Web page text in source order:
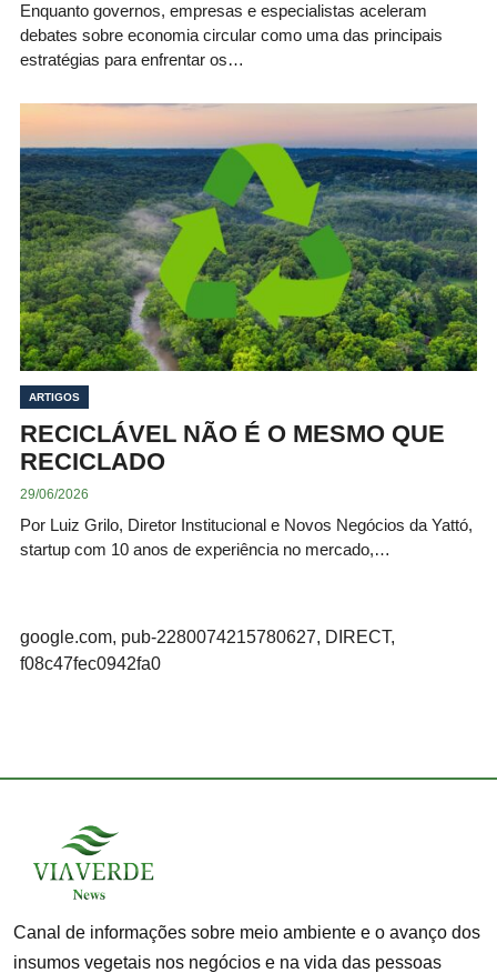
Enquanto governos, empresas e especialistas aceleram
debates sobre economia circular como uma das principais
estratégias para enfrentar os…
ARTIGOS
RECICLÁVEL NÃO É O MESMO QUE
RECICLADO
29/06/2026
Por Luiz Grilo, Diretor Institucional e Novos Negócios da Yattó,
startup com 10 anos de experiência no mercado,…
google.com, pub-2280074215780627, DIRECT,
f08c47fec0942fa0
Canal de informações sobre meio ambiente e o avanço dos
insumos vegetais nos negócios e na vida das pessoas